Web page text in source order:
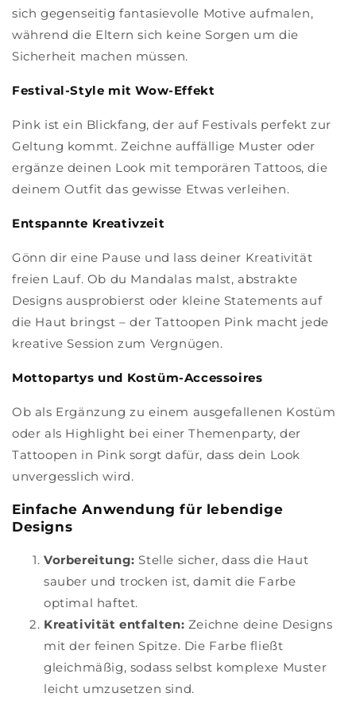
sich gegenseitig fantasievolle Motive aufmalen,
während die Eltern sich keine Sorgen um die
Sicherheit machen müssen.
Festival-Style mit Wow-Effekt
Pink ist ein Blickfang, der auf Festivals perfekt zur
Geltung kommt. Zeichne auffällige Muster oder
ergänze deinen Look mit temporären Tattoos, die
deinem Outfit das gewisse Etwas verleihen.
Entspannte Kreativzeit
Gönn dir eine Pause und lass deiner Kreativität
freien Lauf. Ob du Mandalas malst, abstrakte
Designs ausprobierst oder kleine Statements auf
die Haut bringst – der Tattoopen Pink macht jede
kreative Session zum Vergnügen.
Mottopartys und Kostüm-Accessoires
Ob als Ergänzung zu einem ausgefallenen Kostüm
oder als Highlight bei einer Themenparty, der
Tattoopen in Pink sorgt dafür, dass dein Look
unvergesslich wird.
Einfache Anwendung für lebendige
Designs
Vorbereitung: Stelle sicher, dass die Haut
sauber und trocken ist, damit die Farbe
optimal haftet.
Kreativität entfalten: Zeichne deine Designs
mit der feinen Spitze. Die Farbe fließt
gleichmäßig, sodass selbst komplexe Muster
leicht umzusetzen sind.